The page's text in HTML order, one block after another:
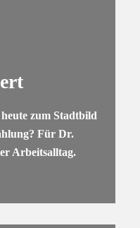
zum Stadtbild
Für Dr.
Arbeitsalltag.